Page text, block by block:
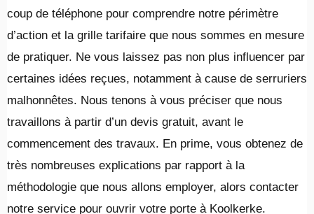
coup de téléphone pour comprendre notre périmètre
d’action et la grille tarifaire que nous sommes en mesure
de pratiquer. Ne vous laissez pas non plus influencer par
certaines idées reçues, notamment à cause de serruriers
malhonnêtes. Nous tenons à vous préciser que nous
travaillons à partir d’un devis gratuit, avant le
commencement des travaux. En prime, vous obtenez de
très nombreuses explications par rapport à la
méthodologie que nous allons employer, alors contacter
notre service pour ouvrir votre porte à Koolkerke.